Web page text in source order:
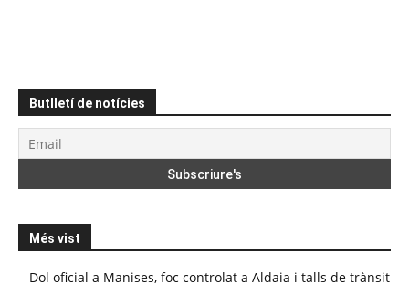
Butlletí de notícies
Més vist
Dol oficial a Manises, foc controlat a Aldaia i talls de trànsit